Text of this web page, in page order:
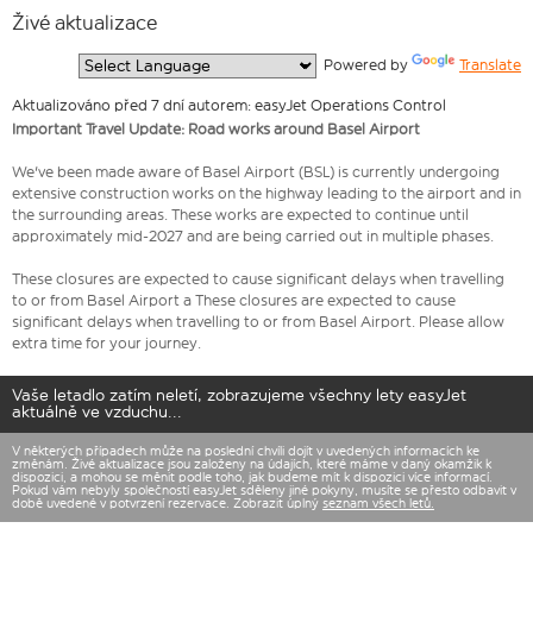
Živé aktualizace
Powered by Translate
Aktualizováno před 7 dní autorem: easyJet Operations Control
Important Travel Update: Road works around Basel Airport
We've been made aware of Basel Airport (BSL) is currently undergoing
extensive construction works on the highway leading to the airport and in
the surrounding areas. These works are expected to continue until
approximately mid-2027 and are being carried out in multiple phases.
These closures are expected to cause significant delays when travelling
to or from Basel Airport a These closures are expected to cause
significant delays when travelling to or from Basel Airport. Please allow
extra time for your journey.
Vaše letadlo zatím neletí, zobrazujeme všechny lety easyJet
aktuálně ve vzduchu...
V některých případech může na poslední chvíli dojít v uvedených informacích ke
změnám. Živé aktualizace jsou založeny na údajích, které máme v daný okamžik k
dispozici, a mohou se měnit podle toho, jak budeme mít k dispozici více informací.
Pokud vám nebyly společností easyJet sděleny jiné pokyny, musíte se přesto odbavit v
době uvedené v potvrzení rezervace. Zobrazit úplný seznam všech letů.